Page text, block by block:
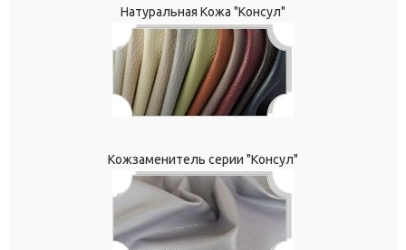
Натуральная Кожа "Консул"
Кожзаменитель серии "Консул"